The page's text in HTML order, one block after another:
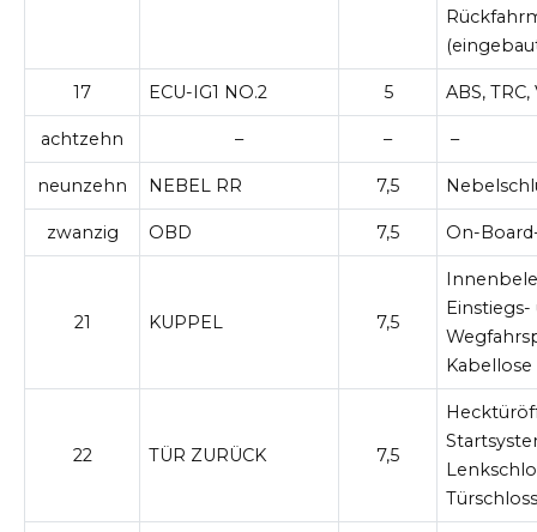
17 ECU-IG1 NO.2 5 ABS, TRC,
achtzehn – – –
neunzehn NEBEL RR 7,5
zwanzig OBD 7,5 On-
21 KUPPEL 7,5
22 TÜR ZURÜCK 7,5